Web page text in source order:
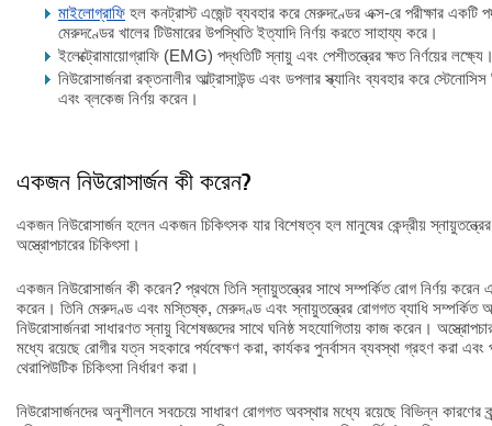
মাইলোগ্রাফি হল কনট্রাস্ট এজেন্ট ব্যবহার করে মেরুদণ্ডের এক্স-রে পরীক্ষার একটি
মেরুদণ্ডের খালের টিউমারের উপস্থিতি ইত্যাদি নির্ণয় করতে সাহায্য করে।
ইলেক্ট্রোমায়োগ্রাফি (EMG) পদ্ধতিটি স্নায়ু এবং পেশীতন্ত্রের ক্ষত নির্ণয়ের
নিউরোসার্জনরা রক্তনালীর আল্ট্রাসাউন্ড এবং ডপলার স্ক্যানিং ব্যবহার করে
এবং ব্লকেজ নির্ণয় করেন।
একজন নিউরোসার্জন কী করেন?
একজন নিউরোসার্জন হলেন একজন চিকিৎসক যার বিশেষত্ব হল মানুষের কেন্দ্রীয়
অস্ত্রোপচারের চিকিৎসা।
একজন নিউরোসার্জন কী করেন? প্রথমে তিনি স্নায়ুতন্ত্রের সাথে সম্পর্কিত রোগ নির্ণয় করেন
করেন। তিনি মেরুদণ্ড এবং মস্তিষ্ক, মেরুদণ্ড এবং স্নায়ুতন্ত্রের রোগগত ব্যাধি সম্পর্কিত
নিউরোসার্জনরা সাধারণত স্নায়ু বিশেষজ্ঞদের সাথে ঘনিষ্ঠ সহযোগিতায় কাজ করেন।
মধ্যে রয়েছে রোগীর যত্ন সহকারে পর্যবেক্ষণ করা, কার্যকর পুনর্বাসন ব্যবস্থা গ্রহণ করা
থেরাপিউটিক চিকিৎসা নির্ধারণ করা।
নিউরোসার্জনদের অনুশীলনে সবচেয়ে সাধারণ রোগগত অবস্থার মধ্যে রয়েছে বিভিন্ন কারণের